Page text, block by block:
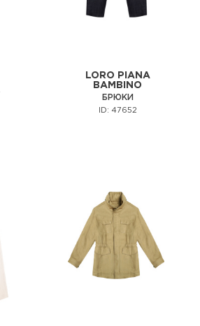
LORO PIANA
BAMBINO
БРЮКИ
ID: 47652